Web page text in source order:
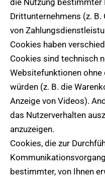
die Nutzung bestimmter
Drittunternehmens (z.
von
Cookies haben
Cookies sind technisch
Websitefunktionen
würden (z. B. die
Anzeige von Videos).
das Nutzerverhalten
anzuzeigen.
Cookies, die zur
bestimmter, von Ihnen